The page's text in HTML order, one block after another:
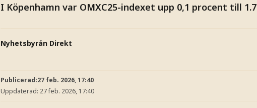
I Köpenhamn var OMXC25-indexet upp 0,1 procent till
Nyhetsbyrån Direkt
Publicerad:27 feb. 2026, 17:40
Uppdaterad: 27 feb. 2026, 17:40